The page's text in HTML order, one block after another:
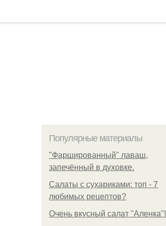
Популярные материалы
"Фаршированный" лаваш,
запечённый в духовке.
Салаты с сухариками: топ - 7
любимых рецептов?
Очень вкусный салат "Аленка"!